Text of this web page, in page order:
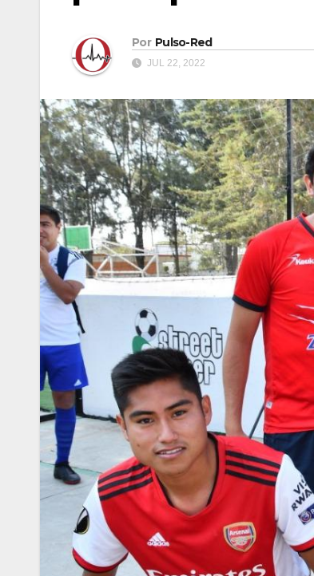
Por Pulso-Red
JUL 22, 2022